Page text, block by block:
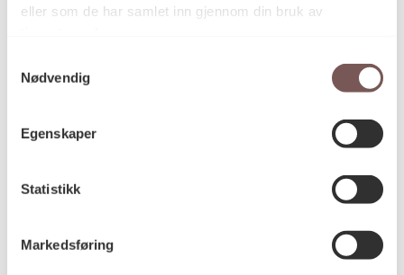
eller som de har samlet inn gjennom din bruk av
Nødvendig
Egenskaper
Statistikk
Markedsføring
Reference